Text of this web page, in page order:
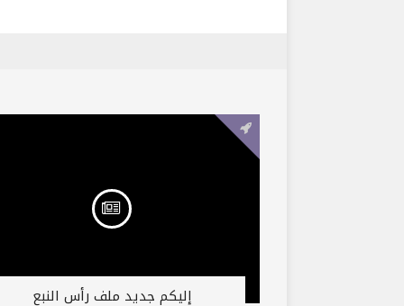
إليكم جديد ملف رأس النبع